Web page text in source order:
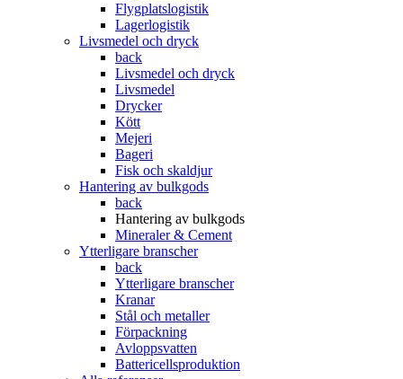
Flygplatslogistik
Lagerlogistik
Livsmedel och dryck
back
Livsmedel och dryck
Livsmedel
Drycker
Kött
Mejeri
Bageri
Fisk och skaldjur
Hantering av bulkgods
back
Hantering av bulkgods
Mineraler & Cement
Ytterligare branscher
back
Ytterligare branscher
Kranar
Stål och metaller
Förpackning
Avloppsvatten
Battericellsproduktion